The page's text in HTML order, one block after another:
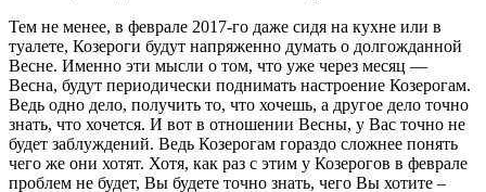
Тем не менее, в феврале 2017-го даже сидя на кухне или в
туалете, Козероги будут напряженно думать о долгожданной
Весне. Именно эти мысли о том, что уже через месяц —
Весна, будут периодически поднимать настроение Козерогам.
Ведь одно дело, получить то, что хочешь, а другое дело точно
знать, что хочется. И вот в отношении Весны, у Вас точно не
будет заблуждений. Ведь Козерогам гораздо сложнее понять
чего же они хотят. Хотя, как раз с этим у Козерогов в феврале
проблем не будет, Вы будете точно знать, чего Вы хотите –